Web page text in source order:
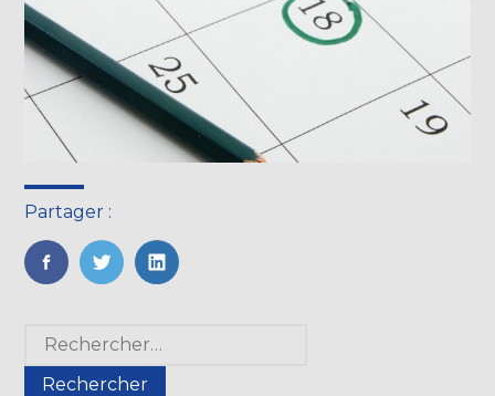
Partager :
FaceBook
TwitterLinkedIn
Blog
sidebar
Rechercher :